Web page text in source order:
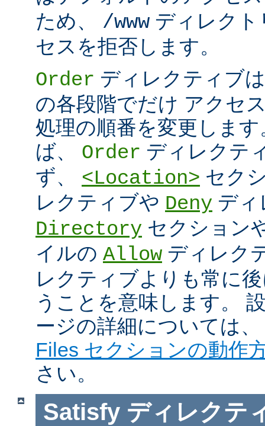
ため、 /www ディレク
セスを拒否します。
Order ディレクティブ
の各段階でだけ アクセ
処理の順番を変更しま
ば、 Order ディレクテ
ず、 <Location> セク
レクティブや Deny ディ
Directory セクション
イルの Allow ディレク
レクティブよりも常に
うことを意味します。
ージの詳細については
Files セクションの動作
さい。
Satisfy ディレクテ